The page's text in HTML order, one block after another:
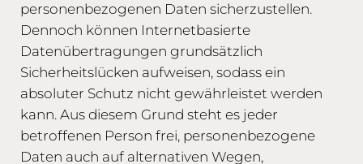
personenbezogenen Daten sicherzustellen.
Dennoch können Internetbasierte
Datenübertragungen grundsätzlich
Sicherheitslücken aufweisen, sodass ein
absoluter Schutz nicht gewährleistet werden
kann. Aus diesem Grund steht es jeder
betroffenen Person frei, personenbezogene
Daten auch auf alternativen Wegen,